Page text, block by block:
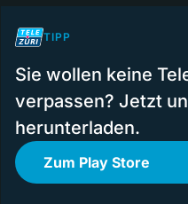
TIPP
Sie wollen keine
verpassen? Jetzt
herunterladen.
Zum Play Store